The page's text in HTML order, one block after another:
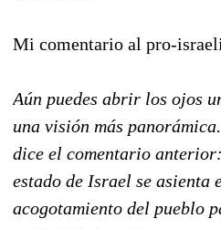
Mi comentario al pro-
Aún puedes abrir los ojos
una visión más
dice el comentario
estado de Israel se asienta
acogotamiento del pueblo